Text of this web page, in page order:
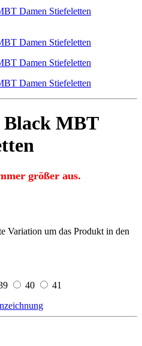
MBT
größer aus.
Variation um das Produkt in den
40
41